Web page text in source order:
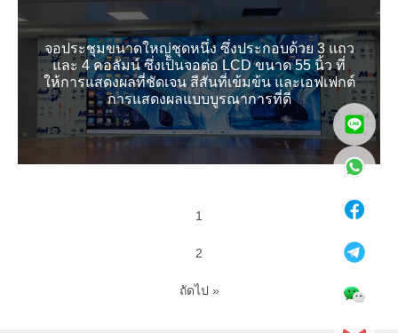
จอประชุมขนาดใหญ่ชุดหนึ่ง ซึ่งประกอบด้วย 3 แถว
และ 4 คอลัมน์ ซึ่งเป็นจอต่อ LCD ขนาด 55 นิ้ว ที่
ให้การแสดงผลที่ชัดเจน สีสันที่เข้มข้น และเอฟเฟกต์
การแสดงผลแบบบูรณาการที่ดี
1
2
ถัดไป »